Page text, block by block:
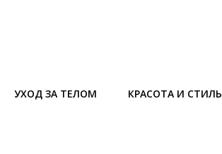
УХОД ЗА ТЕЛОМ КРАСОТА И СТИЛЬ